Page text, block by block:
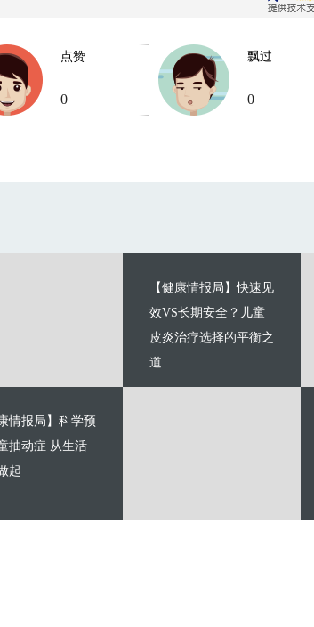
点赞
0
飘过
0
【健康情报局】快速见
效VS长期安全？儿童
皮炎治疗选择的平衡之
道
情报局】科学预
抽动症 从生活
起